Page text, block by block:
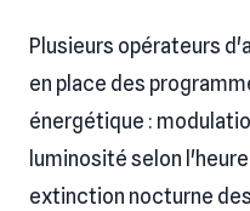
Plusieurs opérateurs
en place des
énergétique :
luminosité selon
extinction nocturne